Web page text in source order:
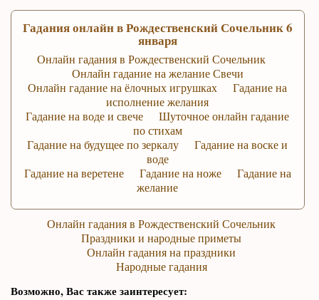
Гадания онлайн в Рождественский Сочельник 6
января
Онлайн гадания в Рождественский Сочельник
Онлайн гадание на желание Свечи
Онлайн гадание на ёлочных игрушках
Гадание на
исполнение желания
Гадание на воде и свече
Шуточное онлайн гадание
по стихам
Гадание на будущее по зеркалу
Гадание на воске и
воде
Гадание на веретене
Гадание на ноже
Гадание на
желание
Онлайн гадания в Рождественский Сочельник
Праздники и народные приметы
Онлайн гадания на праздники
Народные гадания
Возможно, Вас также заинтересует: